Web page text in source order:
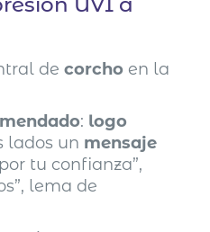
decorcho en la
: logo
lados un mensaje
tu confianza”,
lema de